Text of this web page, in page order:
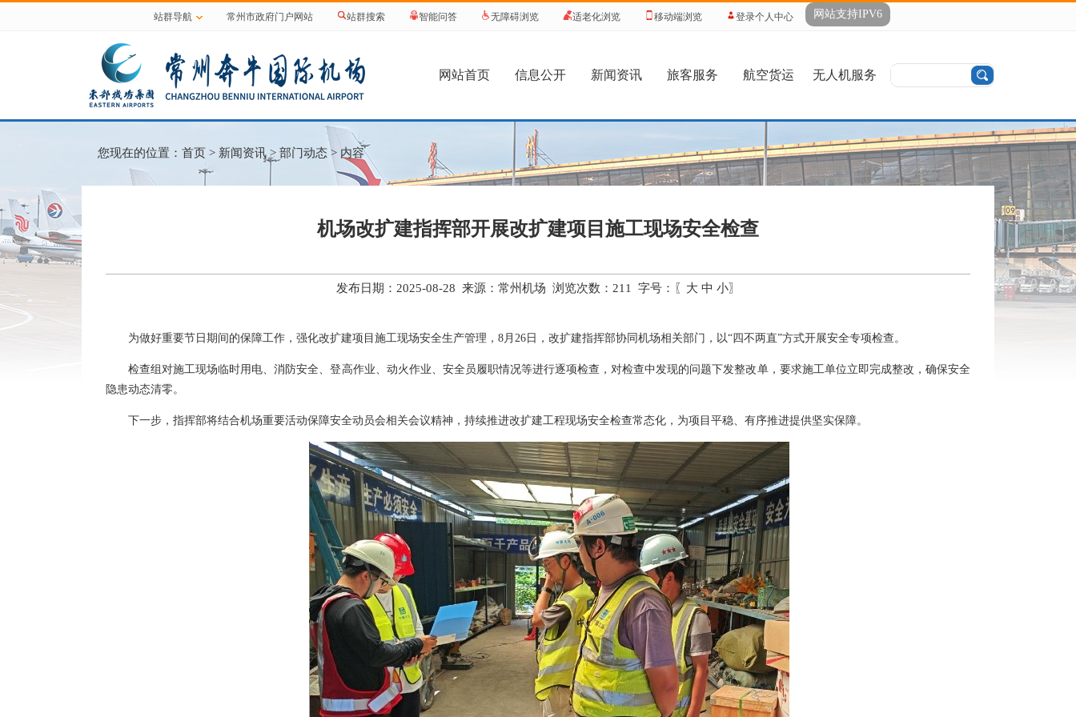
站群导航 常州市政府门户网站 站群搜索 智能问答 无障碍浏览 适老化浏览 移动端浏览 登录个人中心 网站支持IPV6
网站首页 信息公开 新闻资讯 旅客服务 航空货运 无人机服务
您现在的位置： 首页 > 新闻资讯 > 部门动态 > 内容
机场改扩建指挥部开展改扩建项目施工现场安全检查
发布日期：2025-08-28 来源：常州机场 浏览次数： 211 字号：〖 大 中 小〗
为做好重要节日期间的保障工作，强化改扩建项目施工现场安全生产管理，8月26 日，改扩建指挥部协同机场相关部门，以“四不两直”方式开展安全专项检查。
检查组对施工现场临时用电、消防安全、登高作业、动火作业、安全员履职情况等进行逐项检查，对检查中发现的问题下发整改单，要求施工单位立即完成整改，确保安全
隐患动态清零。
下一步，指挥部将结合机场重要活动保障安全动员会相关会议精神，持续推进改扩建工程现场安全检查常态化，为项目平稳、有序推进提供坚实保障。